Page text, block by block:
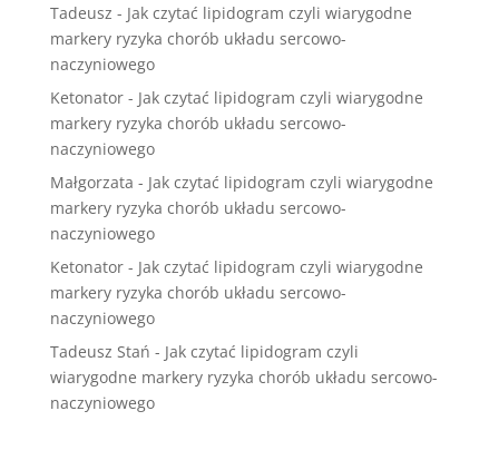
Tadeusz - Jak czytać lipidogram czyli wiarygodne
markery ryzyka chorób układu sercowo-
naczyniowego
Ketonator- Jak czytać lipidogram czyli wiarygodne
markery ryzyka chorób układu sercowo-
naczyniowego
Małgorzata - Jak czytać lipidogram czyli wiarygodne
markery ryzyka chorób układu sercowo-
naczyniowego
Ketonator- Jak czytać lipidogram czyli wiarygodne
markery ryzyka chorób układu sercowo-
naczyniowego
Tadeusz Stań - Jak czytać lipidogram czyli
wiarygodne markery ryzyka chorób układu sercowo-
naczyniowego